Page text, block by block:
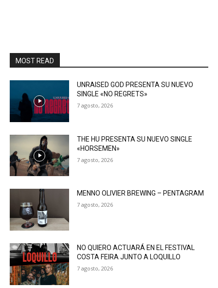
MOST READ
UNRAISED GOD PRESENTA SU NUEVO
SINGLE «NO REGRETS»
7 agosto, 2026
THE HU PRESENTA SU NUEVO SINGLE
«HORSEMEN»
7 agosto, 2026
MENNO OLIVIER BREWING – PENTAGRAM
7 agosto, 2026
NO QUIERO ACTUARÁ EN EL FESTIVAL
COSTA FEIRA JUNTO A LOQUILLO
7 agosto, 2026